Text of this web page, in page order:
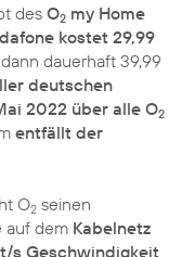
desO2 my Home
kostet 29,99
dann dauerhaft 39,99
deutschen
2022 über alle O2
entfällt der
O2 seinen
auf dem Kabelnetz
s Geschwindigkeit